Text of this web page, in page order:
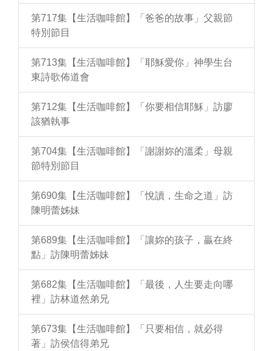
第717集【生活咖啡館】「爸爸的故事」父親節
特別節目
第713集【生活咖啡館】「耶穌愛你」神學生台
東詩歌佈道會
第712集【生活咖啡館】「你要相信耶穌」訪廖
該猶執事
第704集【生活咖啡館】「謝謝妳的溫柔」母親
節特別節目
第690集【生活咖啡館】「悅讀，生命之道」訪
陳明蕾姊妹
第689集【生活咖啡館】「讓妳的孩子，贏在終
點」訪陳明蕾姊妹
第682集【生活咖啡館】「最後，人生要走向哪
裡」訪林道然弟兄
第673集【生活咖啡館】「只要相信，就必得
著」訪侯信得弟兄